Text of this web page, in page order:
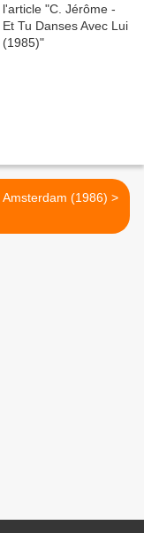
Cora - Amsterdam (1986) >